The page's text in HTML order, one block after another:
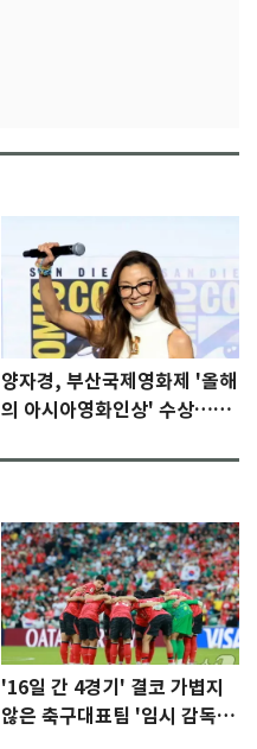
양자경, 부산국제영화제 '올해
의 아시아영화인상' 수상…15
'16일 간 4경기' 결코 가볍지
않은 축구대표팀 '임시 감독'